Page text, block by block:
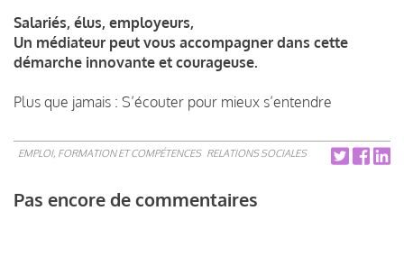
Salariés, élus, employeurs,
Un médiateur peut vous accompagner dans cette
démarche innovante et courageuse.
Plus que jamais : S’écouter pour mieux s’entendre
EMPLOI, FORMATION ET COMPÉTENCES RELATIONS SOCIALES
Pas encore de commentaires